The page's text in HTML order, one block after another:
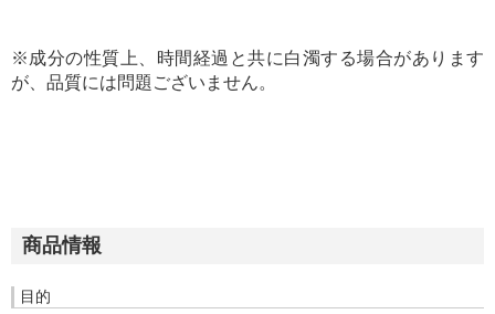
※成分の性質上、時間経過と共に白濁する場合があります
が、品質には問題ございません。
商品情報
目的